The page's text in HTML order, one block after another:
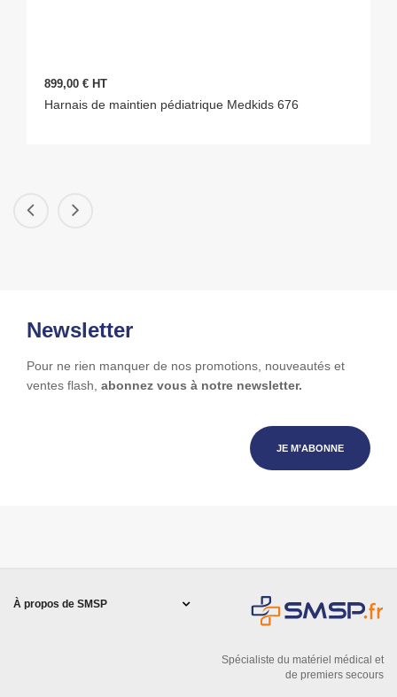
899,00 € HT
Harnais de maintien pédiatrique Medkids 676
Newsletter
Pour ne rien manquer de nos promotions, nouveautés et
ventes flash, abonnez vous à notre newsletter.
JE M’ABONNE
À propos de SMSP
Spécialiste du matériel médical et
de premiers secours